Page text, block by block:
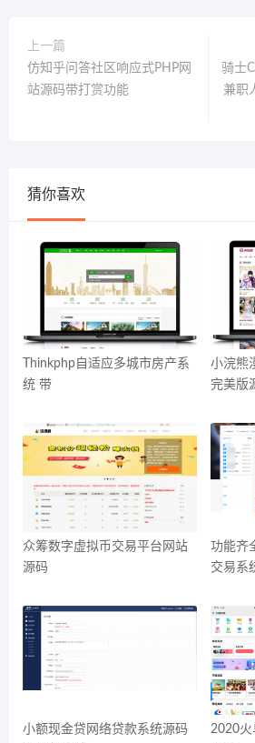
上一篇
仿知乎问答社区响应式PHP网
站源码带打赏功能
骑士
兼职
猜你喜欢
Thinkphp自适应多城市房产系
统 带
小浣熊
完美版
众筹数字虚拟币交易平台网站
源码
功能齐
交易系
小额现金贷网络贷款系统源码
2020火